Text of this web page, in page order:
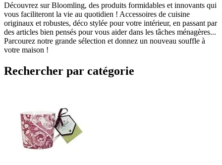
Découvrez sur Bloomling, des produits formidables et innovants qui
vous faciliteront la vie au quotidien ! Accessoires de cuisine
originaux et robustes, déco stylée pour votre intérieur, en passant par
des articles bien pensés pour vous aider dans les tâches ménagères...
Parcourez notre grande sélection et donnez un nouveau souffle à
votre maison !
Rechercher par catégorie